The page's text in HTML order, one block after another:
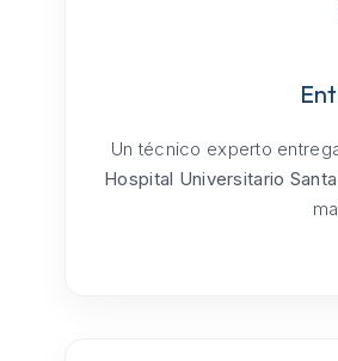
Un técnico experto
Hospital Universitario